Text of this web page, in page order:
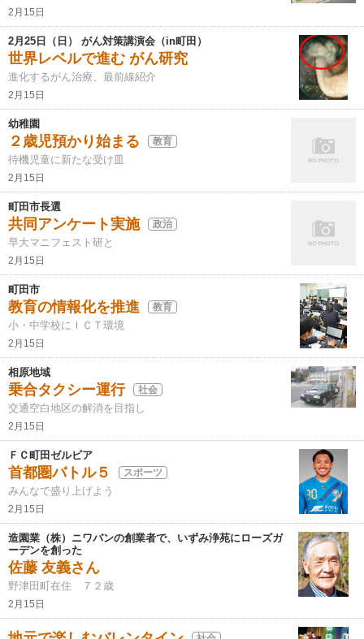
2月15日
2月25日（日） がん対策講演会（in町田）
世界レベルで進む がん研究
進化するがん治療、最前線紹介
2月15日
幼稚園
２歳児預かり始まる 教育
待機児童に新たな受け皿
2月15日
町田市長選
共同アンケート実施 政治
早大マニフェスト研と
2月15日
町田市
教育の情報化を推進 教育
小・中学校にＩＣＴ環境
2月15日
相原地域
乗合タクシー運行 社会
交通空白地区の解消を目指し
2月15日
ＦＣ町田ゼルビア
首都圏バトル５ スポーツ
みんなで盛り上げよう
2月15日
造園業（株）ニワバンの創業者で、いずみ浄苑にローズガ
ーデンを創った
佐藤 友義さん
野津田町在住 ７２歳
2月15日